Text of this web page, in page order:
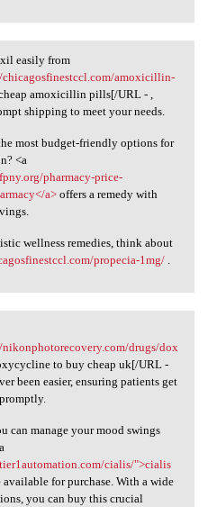
easily from
easily from
amoxicillin-
amoxicillin pills[/URL - ,
shipping to meet your needs.
most budget-friendly options for
<a
pharmacy-price-
a>offers a remedy with
wellness remedies, think about
propecia-1mg/.
drugs/dox
to buy cheap uk[/URL -
been easier, ensuring patients get
can manage your mood swings
cialis/">cialis
available for purchase. With a wide
you can buy this crucial